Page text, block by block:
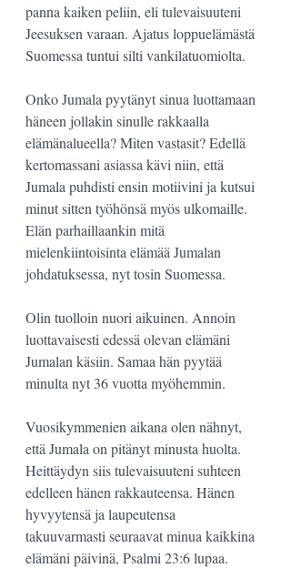
panna kaiken peliin, eli tulevaisuuteni
Jeesuksen varaan. Ajatus loppuelämästä
Suomessa tuntui silti vankilatuomiolta.
Onko Jumala pyytänyt sinua luottamaan
häneen jollakin sinulle rakkaalla
elämänalueella? Miten vastasit? Edellä
kertomassani asiassa kävi niin, että
Jumala puhdisti ensin motiivini ja kutsui
minut sitten työhönsä myös ulkomaille.
Elän parhaillaankin mitä
mielenkiintoisinta elämää Jumalan
johdatuksessa, nyt tosin Suomessa.
Olin tuolloin nuori aikuinen. Annoin
luottavaisesti edessä olevan elämäni
Jumalan käsiin. Samaa hän pyytää
minulta nyt 36 vuotta myöhemmin.
Vuosikymmenien aikana olen nähnyt,
että Jumala on pitänyt minusta huolta.
Heittäydyn siis tulevaisuuteni suhteen
edelleen hänen rakkauteensa. Hänen
hyvyytensä ja laupeutensa
takuuvarmasti seuraavat minua kaikkina
elämäni päivinä, Psalmi 23:6 lupaa.